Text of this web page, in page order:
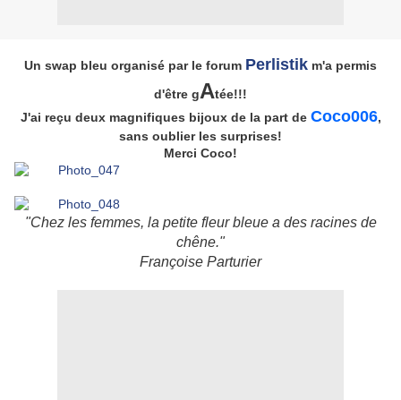
Un swap bleu organisé par le forum Perlistik m'a permis
d'être gAtée!!!
J'ai reçu deux magnifiques bijoux de la part de Coco006,
sans oublier les surprises!
Merci Coco!
"Chez les femmes, la petite fleur bleue a des racines de
chêne."
Françoise Parturier